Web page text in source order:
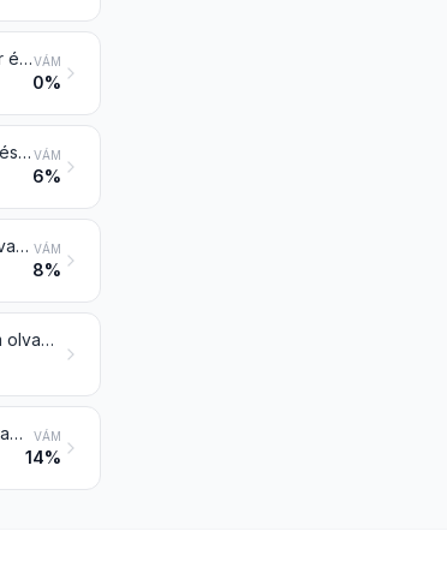
Szarvasmarhafélék, sertés, juh, kecske, ló, szamár, lóöszvér (muli) vagy szamáröszvér élelmezési célra alkalmas vágási mellékterméke és belsősége, frissen, hűtve vagy fagyasztvaVÁM
0%
A 0105 vtsz. alá tartozó baromfi élelmezési célra alkalmas húsa, vágási mellékterméke és belsősége frissen, hűtve vagy fagyasztva VÁM
6%
Más hús és élelmezési célra alkalmas vágási melléktermék és belsőség frissen, hűtve vagy fagyasztva VÁM
8%
Sovány húsréteget nem tartalmazó sertészsiradék (szalonna) és baromfizsiradék, nem olvasztott vagy másképpen nem kivont, frissen, hűtve, fagyasztva, sózva, sós lében tartósítva, szárítva vagy füstölve
Hús és élelmezési célra alkalmas vágási melléktermék és belsőség, sózva, sós lében tartósítva, szárítva vagy füstölve; élelmezési célra alkalmas liszt és őrlemény húsból, vágási melléktermékből vagy belsőségből VÁM
14%